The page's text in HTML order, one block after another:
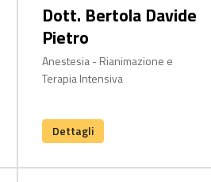
Dott. Bertola Davide
Pietro
Anestesia - Rianimazione e
Terapia Intensiva
Dettagli